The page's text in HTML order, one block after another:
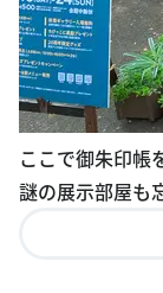
ここで御朱印帳
謎の展示部屋も